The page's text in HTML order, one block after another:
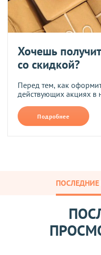
Хочешь
со скидкой?
Перед тем, как
действующих акциях в
Подробнее